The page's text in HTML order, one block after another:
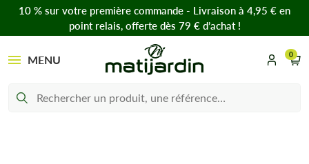
10 % sur votre première commande - Livraison à 4,95 € en
point relais, offerte dès 79 € d’achat !
MENU 0